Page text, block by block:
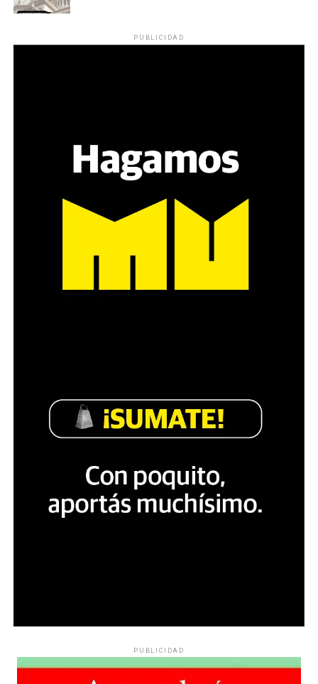
PUBLICIDAD
PUBLICIDAD